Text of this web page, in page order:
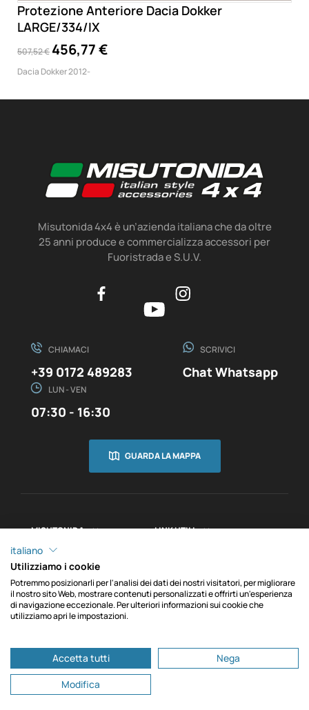
Protezione Anteriore Dacia Dokker
LARGE/334/IX
507,52 € 456,77 €
Dacia Dokker 2012-
Misutonida 4x4 è un’azienda italiana che da oltre
25 anni produce e commercializza accessori per
Fuoristrada e S.U.V.
CHIAMACI
+39 0172 489283
SCRIVICI
Chat Whatsapp
LUN - VEN
07:30 - 16:30
GUARDA LA MAPPA
MISUTONIDA  LINK UTILI 
INFORMAZIONI
Copyright © MACH srl. C.F./P.IVA IT00012750048 - REA
machsrl@onlinepec.it - Via Fondovalle, 3, 12062 Cherasco
italiano
Utilizziamo i cookie
Potremmo posizionarli per l'analisi dei dati dei nostri visitatori, per migliorare
il nostro sito Web, mostrare contenuti personalizzati e offrirti un'esperienza
di navigazione eccezionale. Per ulteriori informazioni sui cookie che
utilizziamo apri le impostazioni.
Accetta tutti
Nega
Modifica